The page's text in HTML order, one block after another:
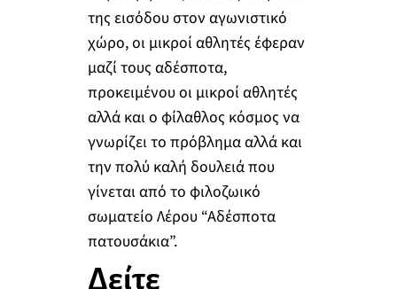
της εισόδου στον αγωνιστικό
χώρο, οι μικροί αθλητές έφεραν
μαζί τους αδέσποτα,
προκειμένου οι μικροί αθλητές
αλλά και ο φίλαθλος κόσμος να
γνωρίζει το πρόβλημα αλλά και
την πολύ καλή δουλειά που
γίνεται από το φιλοζωικό
σωματείο Λέρου “Αδέσποτα
πατουσάκια”.
Δείτε